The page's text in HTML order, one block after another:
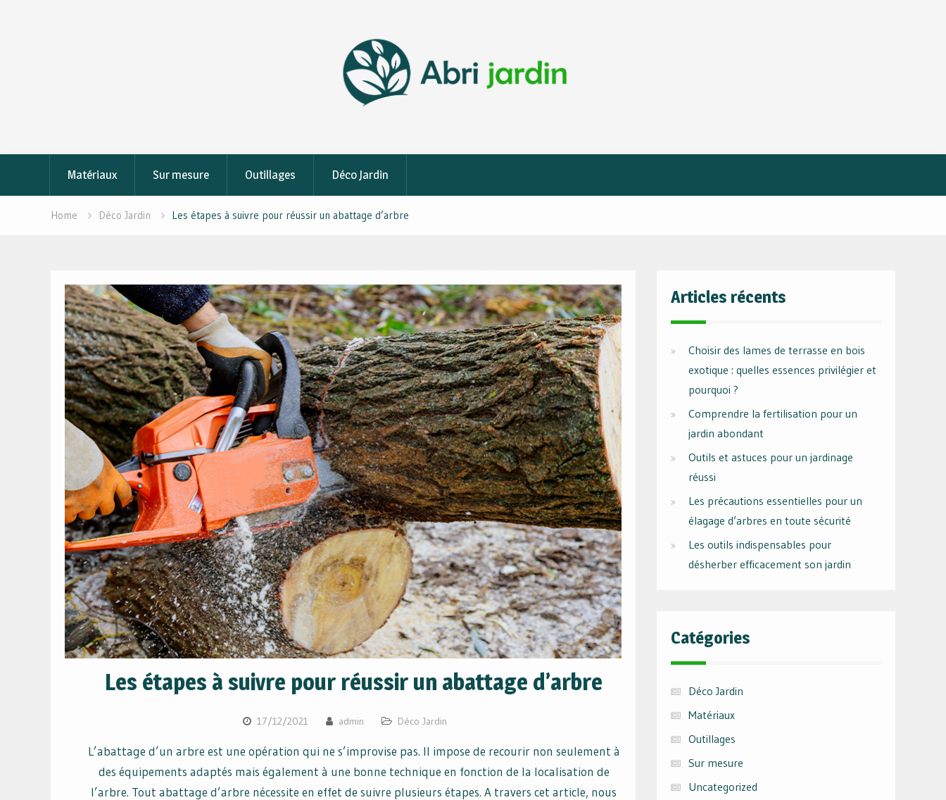
Matériaux Sur mesure Outillages Déco Jardin
Home Déco Jardin Les étapes à suivre pour réussir un abattage d’arbre
Les étapes à suivre pour réussir un abattage d’arbre
17/12/2021 admin Déco Jardin
L’abattage d’un arbre est une opération qui ne s’improvise pas. Il impose de recourir non seulement à
des équipements adaptés mais également à une bonne technique en fonction de la localisation de
l’arbre. Tout abattage d’arbre nécessite en effet de suivre plusieurs étapes. A travers cet article, nous
Articles récents
Choisir des lames de terrasse en bois
exotique : quelles essences privilégier et
pourquoi ?
Comprendre la fertilisation pour un
jardin abondant
Outils et astuces pour un jardinage
réussi
Les précautions essentielles pour un
élagage d’arbres en toute sécurité
Les outils indispensables pour
désherber efficacement son jardin
Catégories
Déco Jardin
Matériaux
Outillages
Sur mesure
Uncategorized